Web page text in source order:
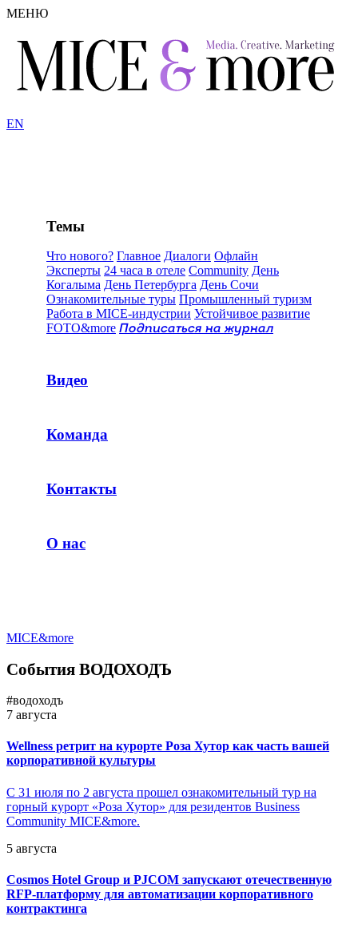
МЕНЮ
EN
Темы
Что нового? Главное Диалоги Офлайн
Эксперты 24 часа в отеле Community День
Когалыма День Петербурга День Сочи
Ознакомительные туры Промышленный туризм
Работа в MICE-индустрии Устойчивое развитие
FOTO&more Подписаться на журнал
Видео
Команда
Контакты
О нас
MICE&more
События ВОДОХОДЪ
#водоходъ
7 августа
Wellness ретрит на курорте Роза Хутор как часть вашей
корпоративной культуры
С 31 июля по 2 августа прошел ознакомительный тур на
горный курорт «Роза Хутор» для резидентов Business
Community MICE&more.
5 августа
Cosmos Hotel Group и PJCOM запускают отечественную
RFP-платформу для автоматизации корпоративного
контрактинга